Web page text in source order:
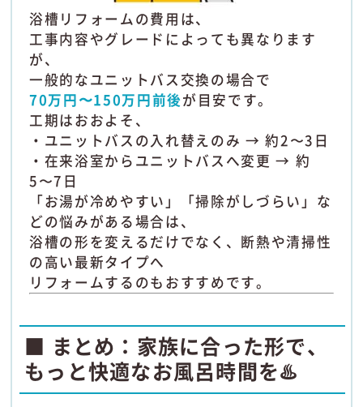
浴槽リフォームの費用は、
工事内容やグレードによっても異なります
が、
一般的なユニットバス交換の場合で
70万円〜150万円前後が目安です。
工期はおおよそ、
・ユニットバスの入れ替えのみ → 約2〜3日
・在来浴室からユニットバスへ変更 → 約
5〜7日
「お湯が冷めやすい」「掃除がしづらい」な
どの悩みがある場合は、
浴槽の形を変えるだけでなく、断熱や清掃性
の高い最新タイプへ
リフォームするのもおすすめです。
■ まとめ：家族に合った形で、
もっと快適なお風呂時間を♨️